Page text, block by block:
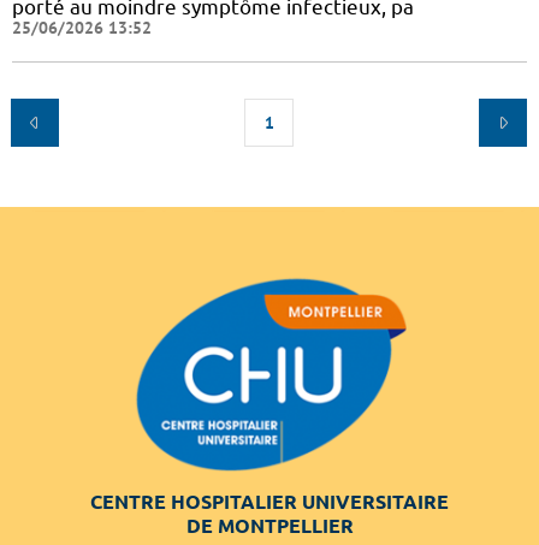
porté au moindre symptôme infectieux, pa
25/06/2026 13:52
1
CENTRE HOSPITALIER UNIVERSITAIRE
DE MONTPELLIER